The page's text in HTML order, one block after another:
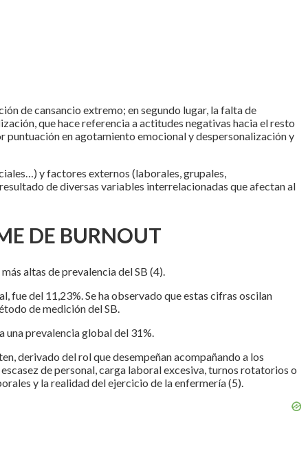
de cansancio extremo; en segundo lugar, la falta de
que hace referencia a actitudes negativas hacia el resto
puntuación en agotamiento emocional y despersonalización y
y factores externos (laborales, grupales,
de diversas variables interrelacionadas que afectan al
DE BURNOUT
altas de prevalencia del SB (4).
fue del 11,23%. Se ha observado que estas cifras oscilan
de medición del SB.
una prevalencia global del 31%.
derivado del rol que desempeñan acompañando a los
de personal, carga laboral excesiva, turnos rotatorios o
y la realidad del ejercicio de la enfermería (5).